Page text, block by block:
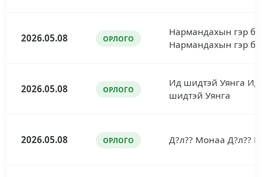
2026.05.08 ОРЛОГО
Нармандахын гэр
Нармандахын гэр
2026.05.08 ОРЛОГО
Ид шидтэй Уянга Ид
шидтэй Уянга
2026.05.08 ОРЛОГО Д?л?? Монаа Д?л??